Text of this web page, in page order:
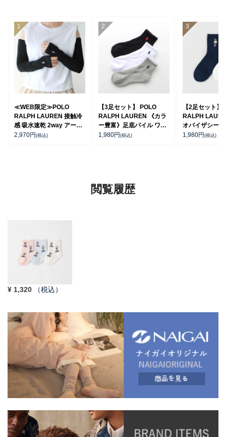
≪WEB限定≫POLO
RALPH LAUREN 接触冷
感 吸水速乾 2way アーム
カバー ＆ レッグウォーマ
2,970円(税込)
【3足セット】 POLO
RALPH LAUREN 《カラ
ー豊富》足底パイル ワン
ポイントソックス ショー
1,980円(税込)
【2足セット】
RALPH
オバイザシー
ア オーガニッ
1,980円(税込)
閲覧履歴
¥ 1,320 （税込）